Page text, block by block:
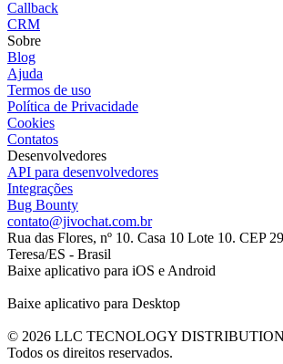
Callback
CRM
Sobre
Blog
Ajuda
Termos de uso
Política de Privacidade
Cookies
Contatos
Desenvolvedores
API para desenvolvedores
Integrações
Bug Bounty
contato@jivochat.com.br
Rua das Flores, nº 10. Casa 10 Lote 10. CEP
Teresa/ES - Brasil
Baixe aplicativo para iOS e Android
Baixe aplicativo para Desktop
© 2026 LLC TECNOLOGY
Todos os direitos reservados.